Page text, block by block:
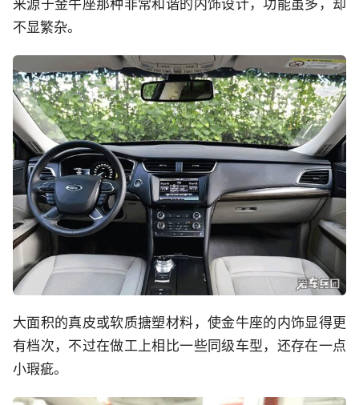
来源于金牛座那种非常和谐的内饰设计，功能虽多，却
不显繁杂。
大面积的真皮或软质搪塑材料，使金牛座的内饰显得更
有档次，不过在做工上相比一些同级车型，还存在一点
小瑕疵。